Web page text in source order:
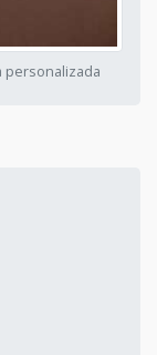
personalizada